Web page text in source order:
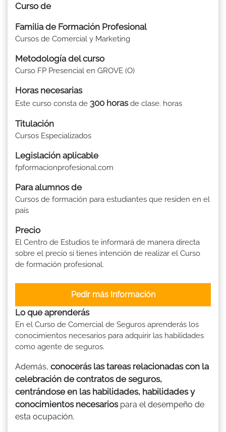
Curso de
Familia de Formación Profesional
Cursos de Comercial y Marketing
Metodología del curso
Curso FP Presencial en GROVE (O)
Horas necesarias
Este curso consta de 300 horasde clase. horas
Titulación
Cursos Especializados
Legislación aplicable
fpformacionprofesional.com
Para alumnos de
Cursos de formación para estudiantes que residen en el
país
Precio
El Centro de Estudios te informará de manera directa
sobre el precio si tienes intención de realizar el Curso
de formación profesional.
Pedir más Información
Lo que aprenderás
En el Curso de Comercial de Seguros aprenderás los
conocimientos necesarios para adquirir las habilidades
como agente de seguros.
Además, conocerás las tareas relacionadas con la
celebración de contratos de seguros,
centrándose en las habilidades, habilidades y
conocimientos necesariospara el desempeño de
esta ocupación.